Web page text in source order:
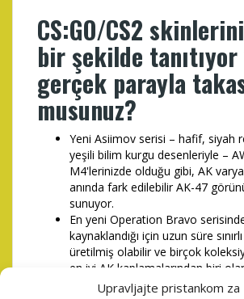
Upravljajte pristankom za
CS:GO/CS2
bir şekilde tanıtıyor
gerçek parayla
musunuz?
Yeni Asiimov serisi – hafif, siyah
yeşili bilim kurgu desenleriyle –
M4'lerinizde olduğu gibi, AK
anında fark edilebilir AK-47
sunuyor.
En yeni Operation Bravo
kaynaklandığı için uzun süre
üretilmiş olabilir ve birçok
en iyi AK kaplamalarından biri
Aşağıda CS2'de gerçek para